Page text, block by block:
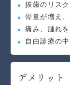
抜歯のリス
骨量が増え
痛み、腫れ
自由診療の
デメリット